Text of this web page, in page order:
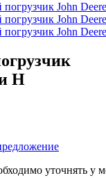
H
уточнять у